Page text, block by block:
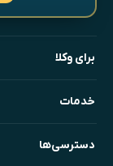
برای وکلا
خدمات
دسترسی‌ها